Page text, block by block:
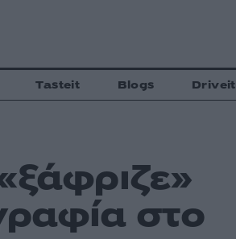
Tasteit Blogs Driveit
στο